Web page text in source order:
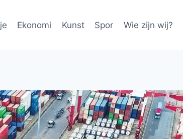
Ekonomi Kunst Spor Wie zijn wij?